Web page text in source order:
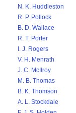
N. K. Huddleston
R. P. Pollock
B. D. Wallace
R. T. Porter
I. J. Rogers
V. H. Menrath
J. C. McIlroy
M. B. Thomas
B. K. Thomson
A. L. Stockdale